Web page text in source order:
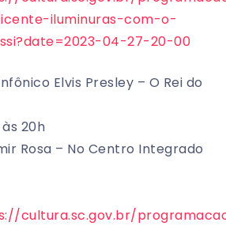
iluminuras-com-o-
04-27-20-00
Elvis Presley – O Rei do
20h
Rosa – No Centro Integrado
cultura.sc.gov.br/